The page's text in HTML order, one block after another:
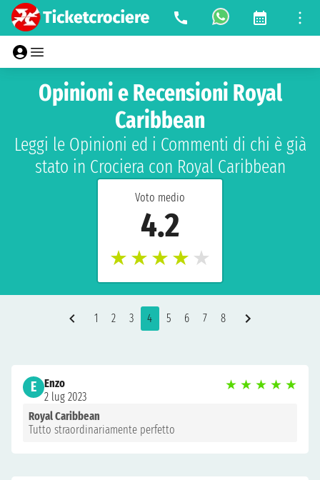
Voto medio
4.2
★ ★ ★ ★ ★
Opinioni e Recensioni Royal
Caribbean
Leggi le Opinioni ed i Commenti di chi è già
stato in Crociera con Royal Caribbean
1 2 3 4 5 6 7 8
E Enzo
2 lug 2023
★ ★ ★ ★ ★
Royal Caribbean
Tutto straordinariamente perfetto